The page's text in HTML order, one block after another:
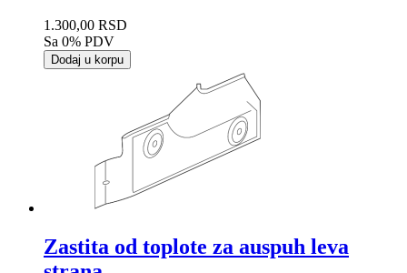
1.300,00 RSD
Sa 0% PDV
Dodaj u korpu
Zastita od toplote za auspuh leva